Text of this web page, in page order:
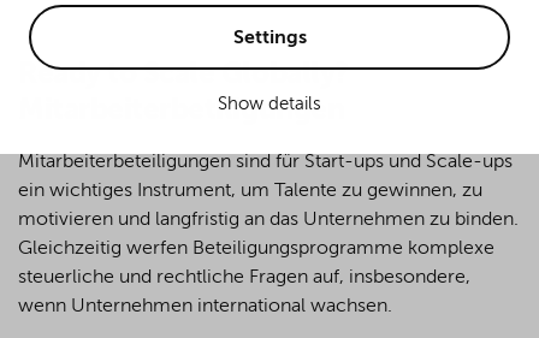
• Track your online behavior for targeted advertising
purposes.
Alternatively, click "Accept only technically necessary"
to reject all optional cookies.
By clicking on "Settings", you can individualize your
choice of optional cookies. You can revoke or change
Settings
Show details
Ready to Scale Globally?
Mitarbeiterbetiligungen
Mitarbeiterbeteiligungen sind für Start-ups und Scale-ups
ein wichtiges Instrument, um Talente zu gewinnen, zu
motivieren und langfristig an das Unternehmen zu binden.
Gleichzeitig werfen Beteiligungsprogramme komplexe
steuerliche und rechtliche Fragen auf, insbesondere,
wenn Unternehmen international wachsen.